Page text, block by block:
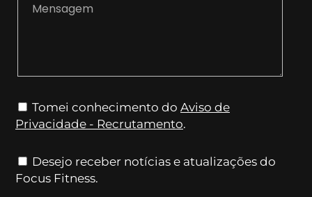
Tomei conhecimento do Aviso de
Privacidade - Recrutamento.
Desejo receber notícias e atualizações do
Focus Fitness.